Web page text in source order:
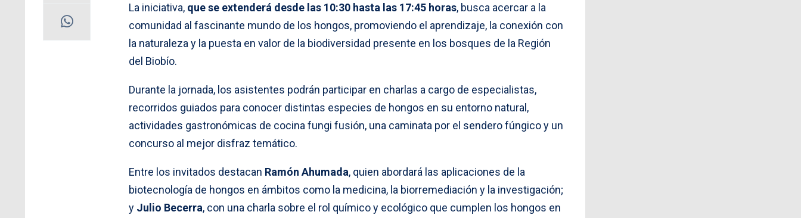
La iniciativa, que se extenderá desde las 10:30 hasta las 17:45 horas, busca acercar a la
comunidad al fascinante mundo de los hongos, promoviendo el aprendizaje, la conexión con
la naturaleza y la puesta en valor de la biodiversidad presente en los bosques de la Región
del Biobío.
Durante la jornada, los asistentes podrán participar en charlas a cargo de especialistas,
recorridos guiados para conocer distintas especies de hongos en su entorno natural,
actividades gastronómicas de cocina fungi fusión, una caminata por el sendero fúngico y un
concurso al mejor disfraz temático.
Entre los invitados destacan Ramón Ahumada, quien abordará las aplicaciones de la
biotecnología de hongos en ámbitos como la medicina, la biorremediación y la investigación;
y Julio Becerra, con una charla sobre el rol químico y ecológico que cumplen los hongos en